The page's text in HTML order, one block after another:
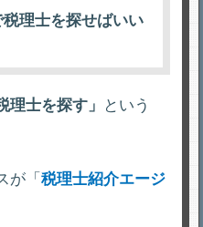
理士を探せばいい
理士を探す」
という
が「税理士紹介エージ